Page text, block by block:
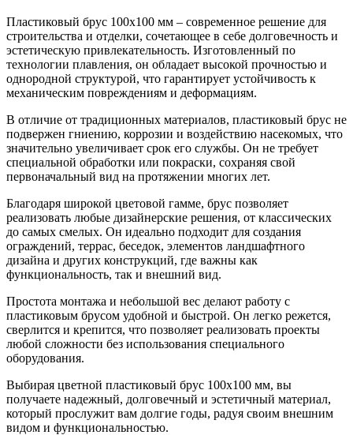
Пластиковый брус 100х100 мм – современное решение для
строительства и отделки, сочетающее в себе долговечность и
эстетическую привлекательность. Изготовленный по
технологии плавления, он обладает высокой прочностью и
однородной структурой, что гарантирует устойчивость к
механическим повреждениям и деформациям.
В отличие от традиционных материалов, пластиковый брус не
подвержен гниению, коррозии и воздействию насекомых, что
значительно увеличивает срок его службы. Он не требует
специальной обработки или покраски, сохраняя свой
первоначальный вид на протяжении многих лет.
Благодаря широкой цветовой гамме, брус позволяет
реализовать любые дизайнерские решения, от классических
до самых смелых. Он идеально подходит для создания
ограждений, террас, беседок, элементов ландшафтного
дизайна и других конструкций, где важны как
функциональность, так и внешний вид.
Простота монтажа и небольшой вес делают работу с
пластиковым брусом удобной и быстрой. Он легко режется,
сверлится и крепится, что позволяет реализовать проекты
любой сложности без использования специального
оборудования.
Выбирая цветной пластиковый брус 100х100 мм, вы
получаете надежный, долговечный и эстетичный материал,
который прослужит вам долгие годы, радуя своим внешним
видом и функциональностью.